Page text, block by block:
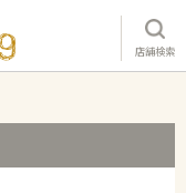
店舗検索